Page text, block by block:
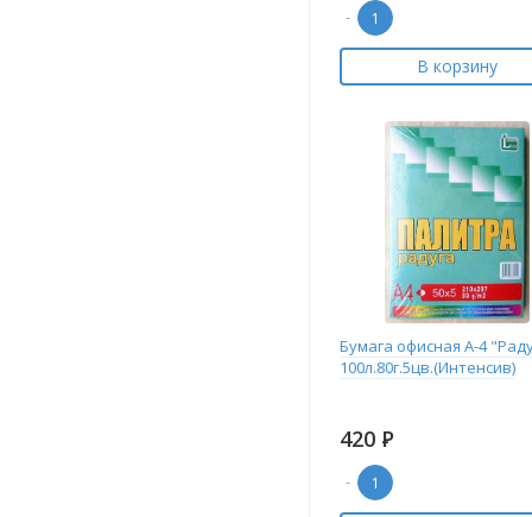
-
В корзину
Бумага офисная А-4
100л.80г.5цв.(Интенсив)
420 Р
-